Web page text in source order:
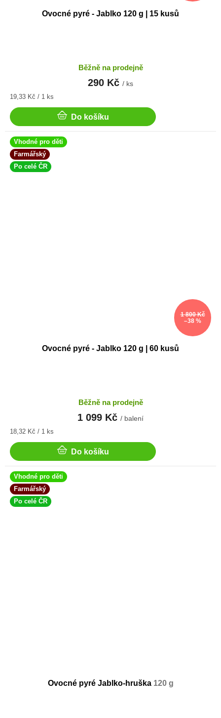
Ovocné pyré - Jablko 120 g | 15 kusů
Běžně na prodejně
290 Kč / ks
Měrná
19,33 Kč / 1 ks
Do košíku
Vhodné pro děti
Farmářský
Po celé ČR
1 800 Kč
–38 %
Ovocné pyré - Jablko 120 g | 60 kusů
Běžně na prodejně
1 099 Kč / balení
Měrná
18,32 Kč / 1 ks
Do košíku
Vhodné pro děti
Farmářský
Po celé ČR
Ovocné pyré Jablko-hruška 120 g